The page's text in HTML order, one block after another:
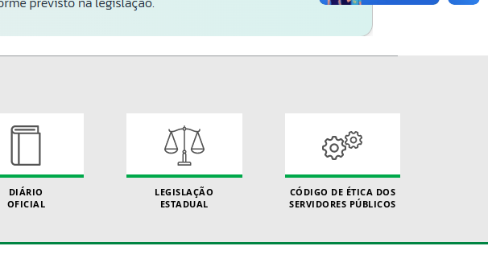
DIÁRIO
OFICIAL
LEGISLAÇÃO
ESTADUAL
CÓDIGO DE ÉTICA DOS
SERVIDORES PÚBLICOS